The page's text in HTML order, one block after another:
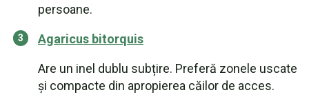
persoane.
Agaricus bitorquis
Are un inel dublu subțire. Preferă zonele uscate
și compacte din apropierea căilor de acces.